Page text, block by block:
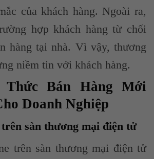
của khách hàng. Ngoài ra,
hợp khách hàng từ chối
hàng tại nhà. Vì vậy, thương
niềm tin với khách hàng.
Bán Hàng Mới
Doanh Nghiệp
sàn thương mại điện tử
trên sàn thương mại điện tử